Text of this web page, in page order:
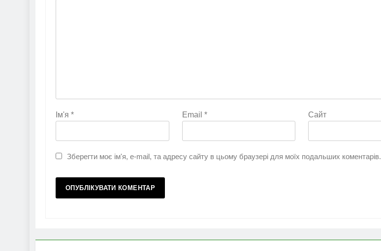
Ім'я * Email * Сайт
Зберегти моє ім'я, e-mail, та адресу сайту в цьому браузері для моїх подальших коментарів.